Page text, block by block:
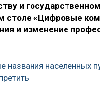
и
столе «Цифровые
и изменение
названия населенных